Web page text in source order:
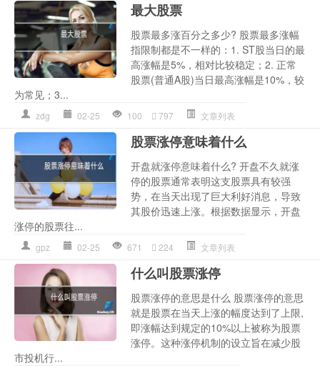
最大股票
股票最多涨百分之多少? 股票最多涨幅
指限制都是不一样的：1. ST股当日的最
高涨幅是5%，相对比较稳定；2. 正常
股票(普通A股)当日最高涨幅是10%，较
为常见；3...
zdg 02-25 100 797 文章列表
股票涨停意味着什么
开盘就涨停意味着什么? 开盘不久就涨
停的股票通常表明这支股票具有较强
势，在当天出现了巨大利好消息，导致
其股价迅速上涨。根据数据显示，开盘
涨停的股票往...
gpz 02-25 671 224 文章列表
什么叫股票涨停
股票涨停的意思是什么 股票涨停的意思
就是股票在当天上涨的幅度达到了上限,
即涨幅达到规定的10%以上被称为股票
涨停。这种涨停机制的设立旨在减少股
市投机行...